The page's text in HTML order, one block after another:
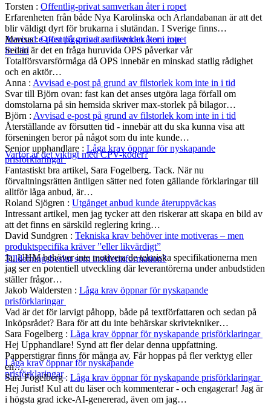
Avvisad e-post på grund av filstorlek kom inte
in i tid
Varför är det viktigt med CPV-koder?
Tilldelningsbeslut som insiderinformation?
Låga krav öppnar för nyskapande
prisförklaringar
Torsten : Offentlig-privat samverkan åter i ropet
Erfarenheten från både Nya Karolinska och Arlandabanan är att det
blir väldigt dyrt för brukarna i slutändan. I Sverige finns…
Marcus:Offentlig-privat samverkan åter i ropet
Sedan är det en fråga huruvida OPS påverkar vår
Totalförsvarsförmåga då OPS innebär en minskad statlig rådighet
och en aktör…
Anna : Avvisad e-post på grund av filstorlek kom inte in i tid
Svar till Björn ovan: fast kan det anses utgöra laga förfall om
domstolarna på sin hemsida skriver max-storlek på bilagor…
Björn : Avvisad e-post på grund av filstorlek kom inte in i tid
Återställande av försutten tid - innebär att du ska kunna visa att
förseningen beror på något som du inte kunde…
Senior upphandlare : Låga krav öppnar för nyskapande
prisförklaringar
Fantastiskt bra artikel, Sara Fogelberg. Tack. När nu
förvaltningsrätten äntligen sätter ned foten gällande förklaringar till
alltför låga anbud, är…
Roland Sjögren : Utgånget anbud kunde återuppväckas
Intressant artikel, men jag tycker att den riskerar att skapa en bild av
att det finns en särskild reglering kring…
David Sundgren : Tekniska krav behöver inte motiveras – men
produktspecifika kräver ”eller likvärdigt”
Ja, UHM behöver inte motivera de tekniska specifikationerna men
jag ser en potentiell utveckling där leverantörerna under anbudstiden
ställer frågor…
Jakob Waldersten : Låga krav öppnar för nyskapande
prisförklaringar
Vad är det för larvigt påhopp, både på textförfattaren och sedan på
Inköpsrådet? Bara för att du inte behärskar skrivtekniker…
Sara Fogelberg : Låga krav öppnar för nyskapande prisförklaringar
Hej Upphandlare! Synd att fler delar denna uppfattning.
Papperstigrar finns för många av. Får hoppas på fler verktyg eller
en…
Sara Fogelberg: Låga krav öppnar för nyskapande prisförklaringar
Hej Jurist! Kul att du läser och kommenterar - och engagerar! Jag är
i högsta grad icke-AI-genererad, även om jag…